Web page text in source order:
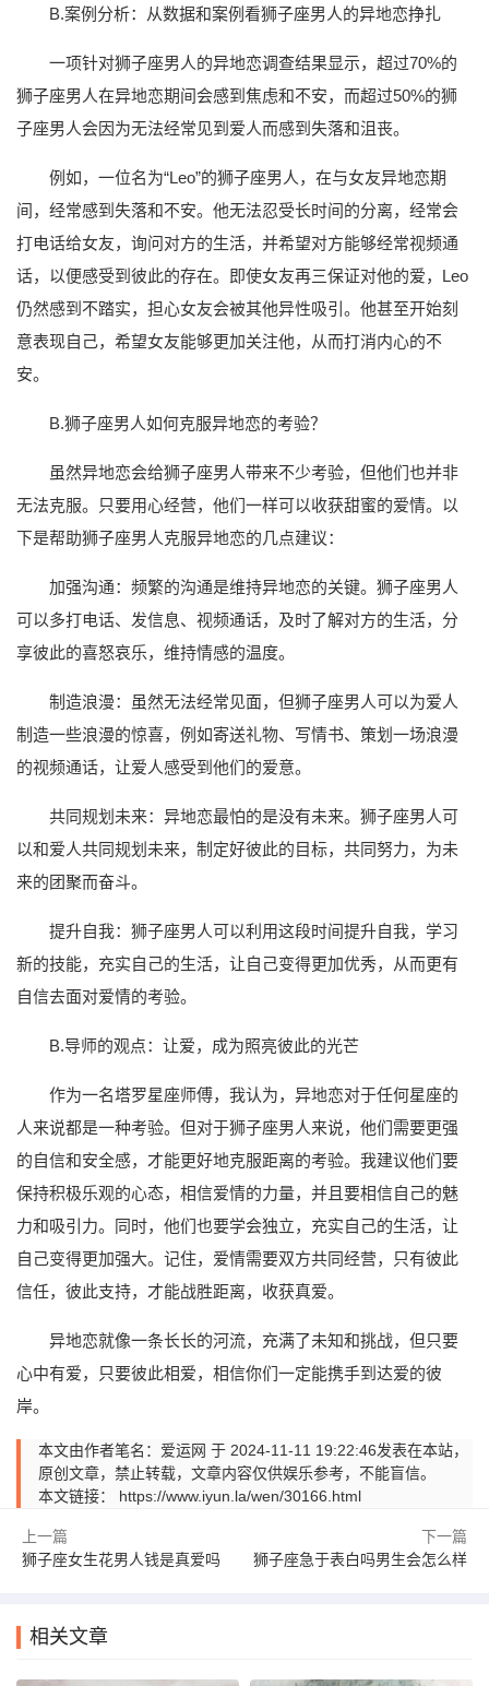
B.案例分析：从数据和案例看狮子座男人的异地恋挣扎
一项针对狮子座男人的异地恋调查结果显示，超过70%的
狮子座男人在异地恋期间会感到焦虑和不安，而超过50%的狮
子座男人会因为无法经常见到爱人而感到失落和沮丧。
例如，一位名为“Leo”的狮子座男人，在与女友异地恋期
间，经常感到失落和不安。他无法忍受长时间的分离，经常会
打电话给女友，询问对方的生活，并希望对方能够经常视频通
话，以便感受到彼此的存在。即使女友再三保证对他的爱，Leo
仍然感到不踏实，担心女友会被其他异性吸引。他甚至开始刻
意表现自己，希望女友能够更加关注他，从而打消内心的不
安。
B.狮子座男人如何克服异地恋的考验？
虽然异地恋会给狮子座男人带来不少考验，但他们也并非
无法克服。只要用心经营，他们一样可以收获甜蜜的爱情。以
下是帮助狮子座男人克服异地恋的几点建议：
加强沟通：频繁的沟通是维持异地恋的关键。狮子座男人
可以多打电话、发信息、视频通话，及时了解对方的生活，分
享彼此的喜怒哀乐，维持情感的温度。
制造浪漫：虽然无法经常见面，但狮子座男人可以为爱人
制造一些浪漫的惊喜，例如寄送礼物、写情书、策划一场浪漫
的视频通话，让爱人感受到他们的爱意。
共同规划未来：异地恋最怕的是没有未来。狮子座男人可
以和爱人共同规划未来，制定好彼此的目标，共同努力，为未
来的团聚而奋斗。
提升自我：狮子座男人可以利用这段时间提升自我，学习
新的技能，充实自己的生活，让自己变得更加优秀，从而更有
自信去面对爱情的考验。
B.导师的观点：让爱，成为照亮彼此的光芒
作为一名塔罗星座师傅，我认为，异地恋对于任何星座的
人来说都是一种考验。但对于狮子座男人来说，他们需要更强
的自信和安全感，才能更好地克服距离的考验。我建议他们要
保持积极乐观的心态，相信爱情的力量，并且要相信自己的魅
力和吸引力。同时，他们也要学会独立，充实自己的生活，让
自己变得更加强大。记住，爱情需要双方共同经营，只有彼此
信任，彼此支持，才能战胜距离，收获真爱。
异地恋就像一条长长的河流，充满了未知和挑战，但只要
心中有爱，只要彼此相爱，相信你们一定能携手到达爱的彼
岸。
本文由作者笔名：爱运网 于 2024-11-11 19:22:46发表在本站，
原创文章，禁止转载，文章内容仅供娱乐参考，不能盲信。
本文链接： https://www.iyun.la/wen/30166.html
上一篇
狮子座女生花男人钱是真爱吗
下一篇
狮子座急于表白吗男生会怎么样
相关文章